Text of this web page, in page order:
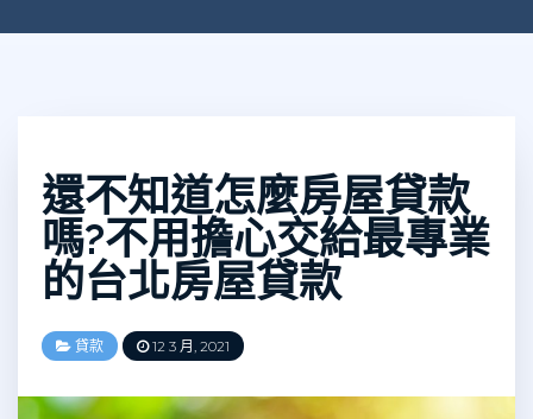
還不知道怎麼房屋貸款
嗎?不用擔心交給最專業
的台北房屋貸款
貸款 12 3 月, 2021